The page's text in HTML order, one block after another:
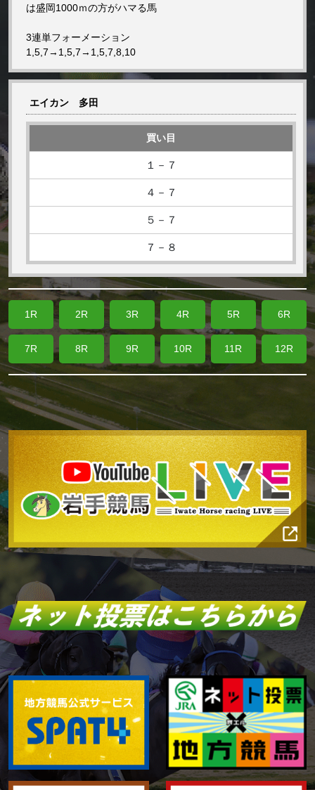
は盛岡1000ｍの方がハマる馬
3連単フォーメーション
1,5,7→1,5,7→1,5,7,8,10
エイカン 多田
買い目
１－７
４－７
５－７
７－８
1R 2R 3R 4R 5R 6R
7R 8R 9R 10R 11R 12R